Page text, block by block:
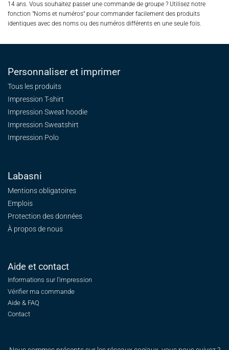
14 ans. Vous souhaitez passer une commande de groupe ? Utilisez notre
fonction "Noms et numéros" pour commander facilement des produits
identiques avec des noms ou des numéros différents en une seule fois.
Personnaliser et imprimer
Tous les produits
Impression T-shirt
Impression Sweat hoodie
Impression Sweatshirt
Impression Polo
Labasni
Mentions obligatoires
Emplois
Protection des données
À propos de nous
Aide et contact
Informations sur l'impression
Vérifier ma commande
Aide & FAQ
Contact